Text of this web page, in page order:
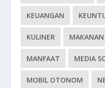
KEUANGAN
KULINER MAKANAN
MANFAAT MEDIA
MOBIL OTONOM